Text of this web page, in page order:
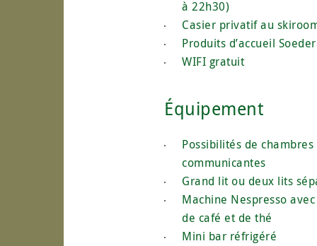
à 22h30)
Casier privatif au
Produits d’accueil Soeder
WIFI gratuit
Équipement
Possibilités de chambres
communicantes
Grand lit ou deux lits
Machine Nespresso
de café et de thé
Mini bar réfrigéré